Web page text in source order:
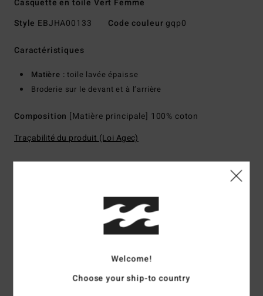
Casquette en toile Vert Femme
Style EBJHA00133 Code couleur gqp0
Caractéristiques
Matière :toile lavée épaisse
Broderie sur le devant et à l’arrière
Composition [Matière principale] 100% coton
Traçabilité du produit (Loi Agec)
Note moyenne
Welcome!
Choose your ship-to country